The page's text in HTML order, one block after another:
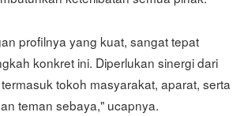
profilnya yang kuat, sangat tepat
konkret ini. Diperlukan sinergi dari
tokoh masyarakat, aparat, serta
teman sebaya," ucapnya.